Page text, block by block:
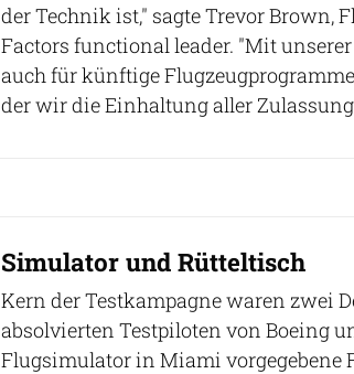
der Technik ist," sagte Trevor Brown,
Factors functional leader. "Mit
auch für künftige
der wir die Einhaltung aller
Simulator und Rütteltisch
Kern der Testkampagne waren zwei
absolvierten Testpiloten von Boeing
Flugsimulator in Miami vorgegebene